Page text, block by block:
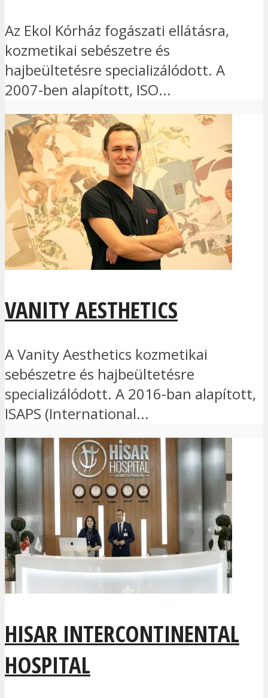
Az Ekol Kórház fogászati ellátásra,
kozmetikai sebészetre és
hajbeültetésre specializálódott. A
2007-ben alapított, ISO...
VANITY AESTHETICS
A Vanity Aesthetics kozmetikai
sebészetre és hajbeültetésre
specializálódott. A 2016-ban alapított,
ISAPS (International...
HISAR INTERCONTINENTAL
HOSPITAL